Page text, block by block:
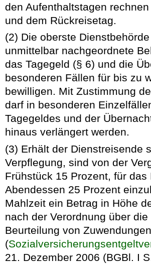
den Aufenthaltstagen
und dem Rückreisetag.
(2) Die oberste
unmittelbar nachgeordnete
das Tagegeld (§ 6) und die
besonderen Fällen für bis zu
bewilligen. Mit Zustimmung
darf in besonderen
Tagegeldes und der
hinaus verlängert werden.
(3) Erhält der Dienstreisende
Verpflegung, sind von der
Frühstück 15 Prozent, für
Abendessen 25 Prozent
Mahlzeit ein Betrag in Höhe
nach der Verordnung über
Beurteilung von
(
21. Dezember 2006 (BGBl. I